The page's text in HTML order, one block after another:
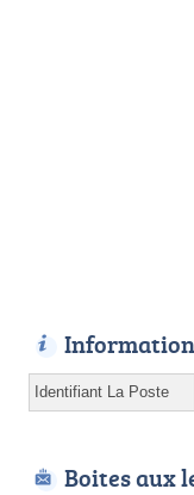
Identifiant La Poste
Boites aux